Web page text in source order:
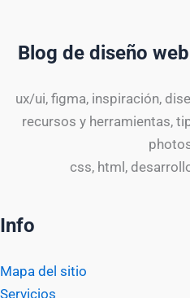
Blog de diseño
ux/ui, figma, inspiración,
recursos y herramientas,
css, html,
Info
Mapa del sitio
Servicios